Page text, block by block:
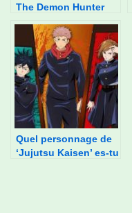
The Demon Hunter
Quel personnage de
‘Jujutsu Kaisen’ es-tu